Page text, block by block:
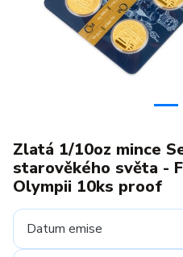
Zlatá 1/10oz mince
starověkého světa -
Olympii 10ks proof
Datum emise